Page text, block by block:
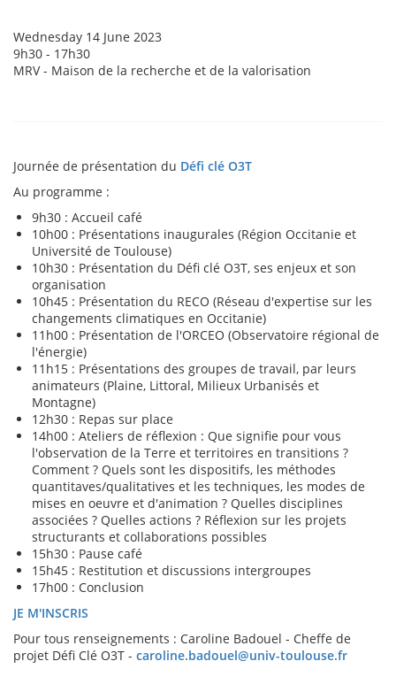
Event
date
Wednesday 14 June 2023
Heure(s)
de
9h30 - 17h30
Event
MRV - Maison de la recherche et de la valorisation
Journée de présentation du Défi clé O3T
Au programme :
9h30 : Accueil café
10h00 : Présentations inaugurales (Région Occitanie et
Université de Toulouse)
10h30 : Présentation du Défi clé O3T, ses enjeux et son
organisation
10h45 : Présentation du RECO (Réseau d'expertise sur les
changements climatiques en Occitanie)
11h00 : Présentation de l'ORCEO (Observatoire régional de
l'énergie)
11h15 : Présentations des groupes de travail, par leurs
animateurs (Plaine, Littoral, Milieux Urbanisés et
Montagne)
12h30 : Repas sur place
14h00 : Ateliers de réflexion : Que signifie pour vous
l'observation de la Terre et territoires en transitions ?
Comment ? Quels sont les dispositifs, les méthodes
quantitaves/qualitatives et les techniques, les modes de
mises en oeuvre et d'animation ? Quelles disciplines
associées ? Quelles actions ? Réflexion sur les projets
structurants et collaborations possibles
15h30 : Pause café
15h45 : Restitution et discussions intergroupes
17h00 : Conclusion
JE M'INSCRIS
Pour tous renseignements : Caroline Badouel - Cheffe de
projet Défi Clé O3T - caroline.badouel@univ-toulouse.fr